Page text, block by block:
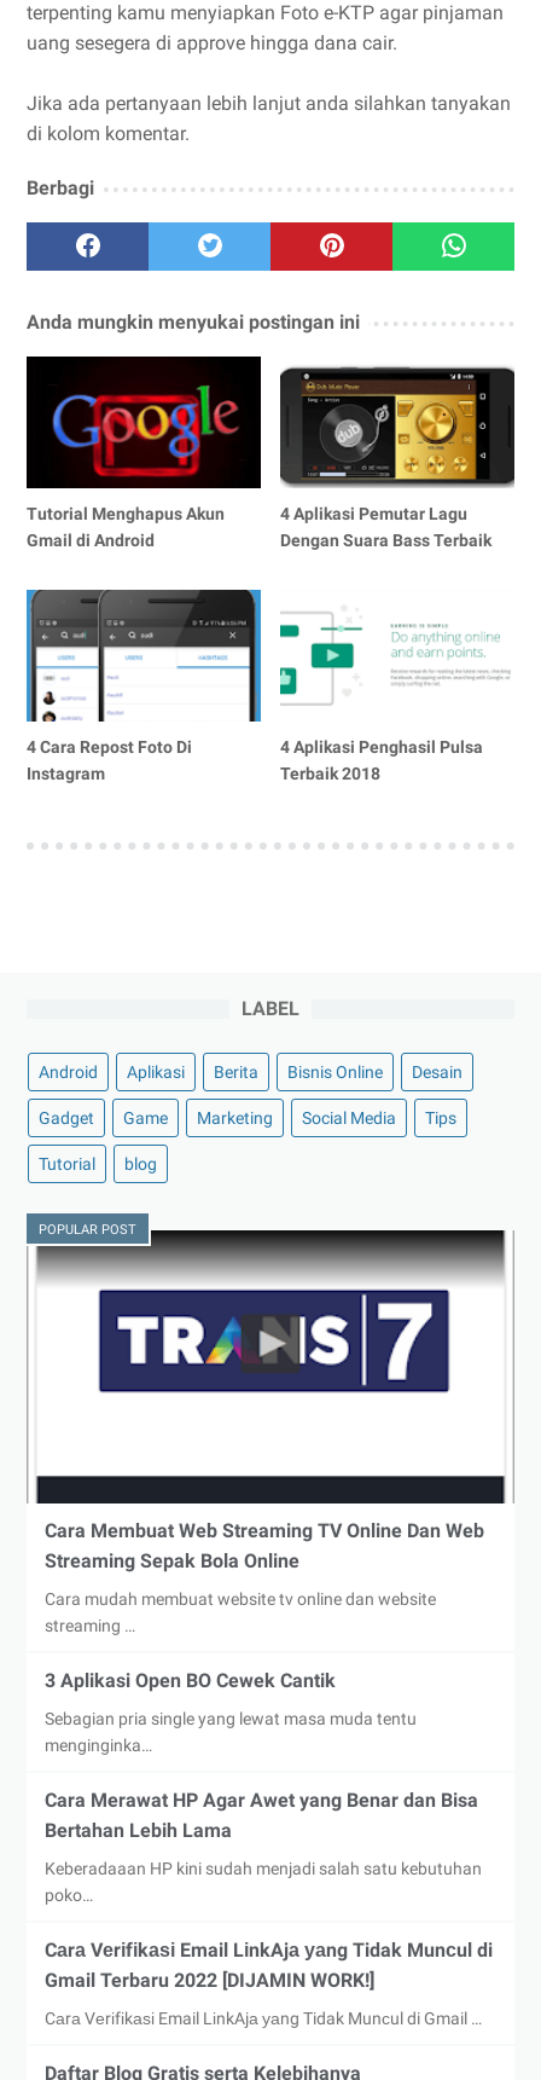
terpenting kamu menyiapkan Foto e-KTP agar pinjaman
uang sesegera di approve hingga dana cair.
Jika ada pertanyaan lebih lanjut anda silahkan tanyakan
di kolom komentar.
Berbagi
Anda mungkin menyukai postingan ini
Tutorial Menghapus Akun
Gmail di Android
4 Aplikasi Pemutar Lagu
Dengan Suara Bass Terbaik
4 Cara Repost Foto Di
Instagram
4 Aplikasi Penghasil Pulsa
Terbaik 2018
LABEL
Android Aplikasi Berita Bisnis Online Desain
Gadget Game Marketing Social Media Tips
Tutorial blog
POPULAR POST
Cara Membuat Web Streaming TV Online Dan Web
Streaming Sepak Bola Online
Cara mudah membuat website tv online dan website
streaming …
3 Aplikasi Open BO Cewek Cantik
Sebagian pria single yang lewat masa muda tentu
menginginka…
Cara Merawat HP Agar Awet yang Benar dan Bisa
Bertahan Lebih Lama
Keberadaaan HP kini sudah menjadi salah satu kebutuhan
poko…
Cаrа Vеrіfіkаѕі Email LіnkAjа уаng Tidak Munсul di
Gmail Terbaru 2022 [DIJAMIN WORK!]
Cаrа Vеrіfіkаѕі Email LіnkAjа уаng Tidak Munсul di Gmail …
Daftar Blog Gratis serta Kelebihanya